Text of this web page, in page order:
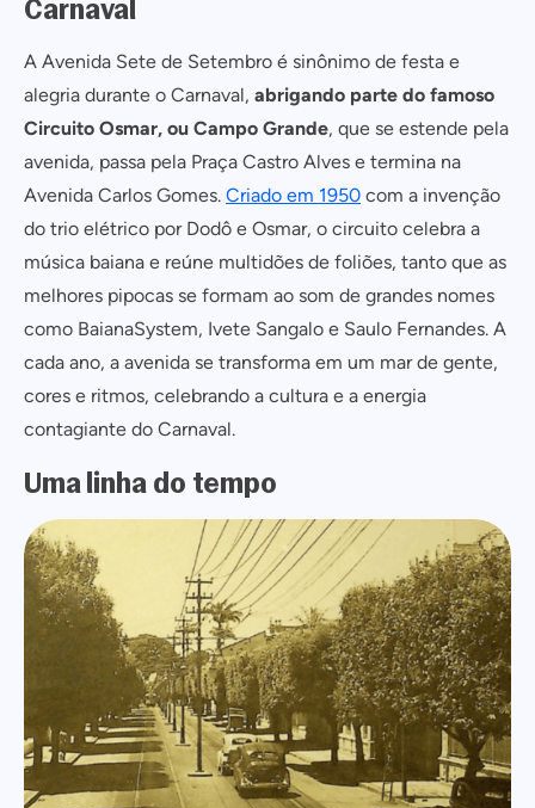
Carnaval
A Avenida Sete de Setembro é sinônimo de festa e
alegria durante o Carnaval, abrigando parte do famoso
Circuito Osmar, ou Campo Grande, que se estende pela
avenida, passa pela Praça Castro Alves e termina na
Avenida Carlos Gomes. Criado em 1950 com a invenção
do trio elétrico por Dodô e Osmar, o circuito celebra a
música baiana e reúne multidões de foliões, tanto que as
melhores pipocas se formam ao som de grandes nomes
como BaianaSystem, Ivete Sangalo e Saulo Fernandes. A
cada ano, a avenida se transforma em um mar de gente,
cores e ritmos, celebrando a cultura e a energia
contagiante do Carnaval.
Uma linha do tempo